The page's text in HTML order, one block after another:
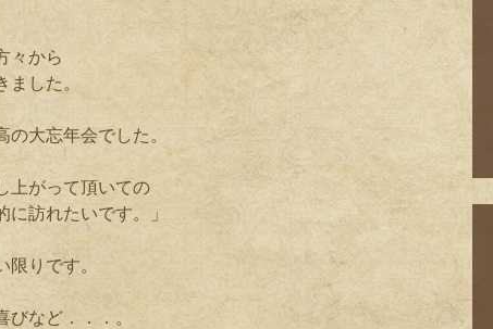
々から
ました。
大忘年会でした。
上がって頂いての
に訪れたいです。」
限りです。
びなど．．．。